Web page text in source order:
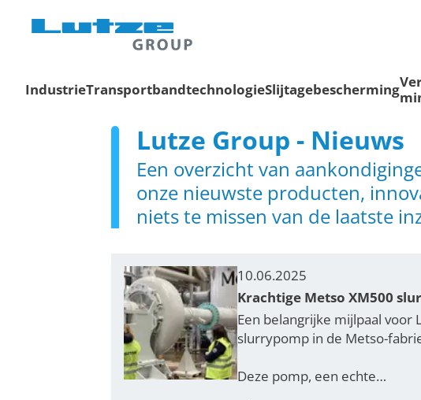
IndustrieTransportbandtechnologieSlijtagebescherming
Lutze Group - Nieuws
Een overzicht van
onze nieuwste producten,
niets te missen van de laatste
10.06.2025
Krachtige Metso XM500
Een belangrijke mijlpaal voor
slurrypomp in de Metso-
Deze pomp, een echte…